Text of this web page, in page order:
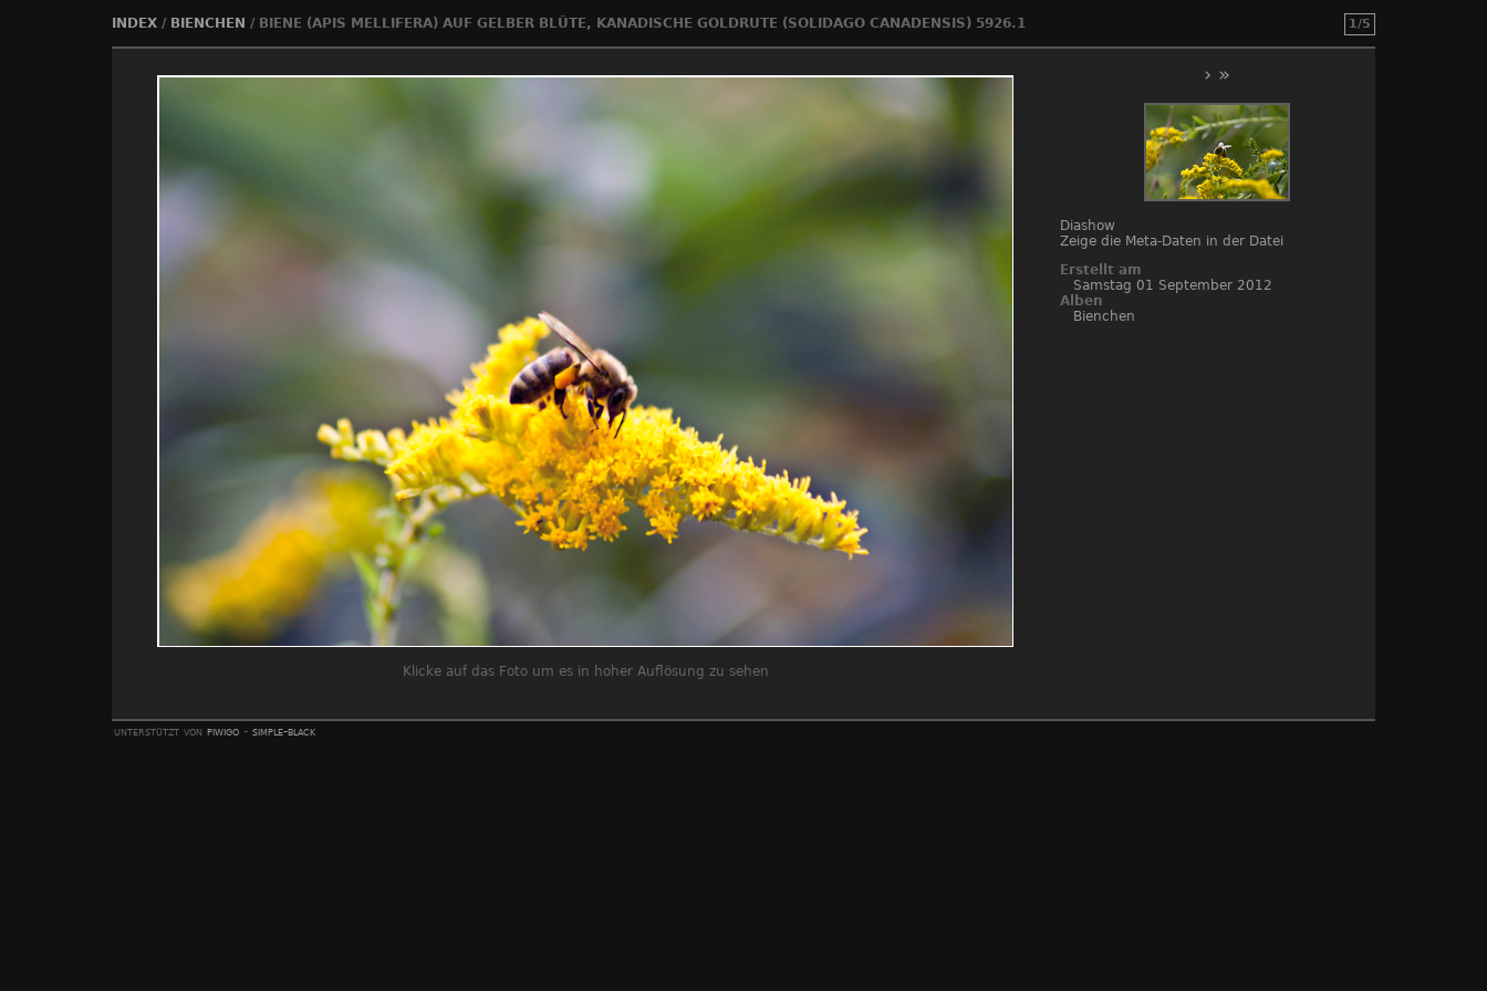
1/5
INDEX/ BIENCHEN / BIENE (APIS MELLIFERA) AUF GELBER BLÜTE, KANADISCHE GOLDRUTE (SOLIDAGO CANADENSIS) 5926.1
Klicke auf das Foto um es in hoher Auflösung zu sehen
› »
Diashow
Zeige die Meta-Daten in der Datei
Erstellt am
Samstag 01 September 2012
Alben
Bienchen
unterstützt von piwigo- simple-black